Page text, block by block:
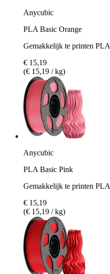
Anycubic
PLA Basic Orange
Gemakkelijk te printen PLA
€ 15,19
(€ 15,19 / kg)
Anycubic
PLA Basic Pink
Gemakkelijk te printen PLA
€ 15,19
(€ 15,19 / kg)